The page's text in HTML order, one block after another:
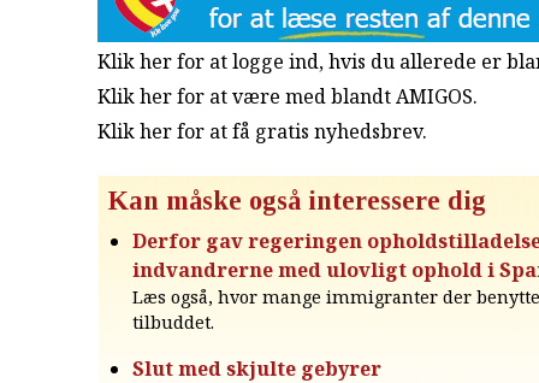
Klik her for at logge ind, hvis du allerede er
Klik her for at være med blandt AMIGOS.
Klik her for at få gratis nyhedsbrev.
Kan måske også interessere dig
Derfor gav regeringen
indvandrerne med ulovligt ophold i
Læs også, hvor mange immigranter der
tilbuddet.
Slut med skjulte gebyrer